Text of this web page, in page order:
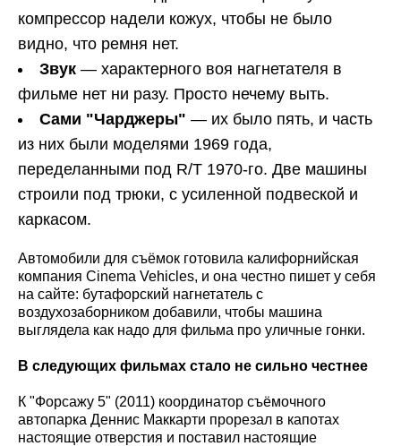
компрессор надели кожух, чтобы не было
видно, что ремня нет.
Звук — характерного воя нагнетателя в
фильме нет ни разу. Просто нечему выть.
Сами "Чарджеры" — их было пять, и часть
из них были моделями 1969 года,
переделанными под R/T 1970-го. Две машины
строили под трюки, с усиленной подвеской и
каркасом.
Автомобили для съёмок готовила калифорнийская
компания Cinema Vehicles, и она честно пишет у себя
на сайте: бутафорский нагнетатель с
воздухозаборником добавили, чтобы машина
выглядела как надо для фильма про уличные гонки.
В следующих фильмах стало не сильно честнее
К "Форсажу 5" (2011) координатор съёмочного
автопарка Деннис Маккарти прорезал в капотах
настоящие отверстия и поставил настоящие